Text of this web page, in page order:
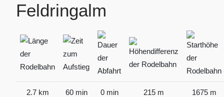
Feldringalm
2.7 km 60 min 0 min 215 m 1675 m